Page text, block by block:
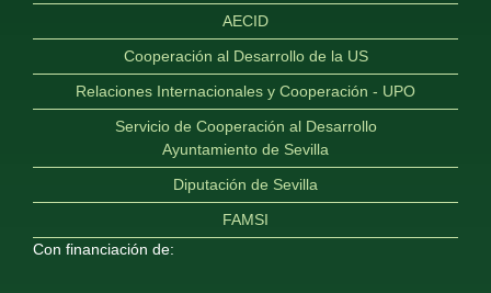
AECID
Cooperación al Desarrollo de la US
Relaciones Internacionales y Cooperación - UPO
Servicio de Cooperación al Desarrollo
Ayuntamiento de Sevilla
Diputación de Sevilla
FAMSI
Con financiación de: